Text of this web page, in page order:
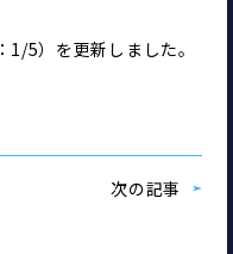
5）を更新しました。
次の記事